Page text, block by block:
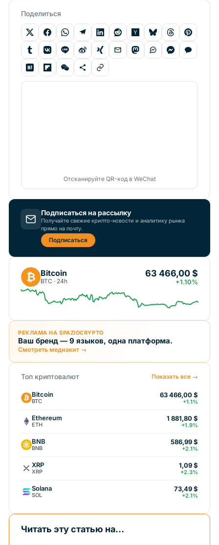
Поделиться
Отсканируйте QR-код в WeChat
Подписаться на рассылку
Получайте свежие крипто-новости и аналитику рынка
прямо на почту.
Подписаться
₿ Bitcoin
BTC · 24h
63 466,00 $
+1.10%
РЕКЛАМА НА SPAZIOCRYPTO
Ваш бренд — 9 языков, одна платформа.
Смотреть медиакит →
Топ криптовалют Показать все →
Bitcoin
BTC
63 466,00 $
+1.1%
Ethereum
ETH
1 881,80 $
+1.9%
BNB
BNB
586,99 $
+2.1%
XRP
XRP
1,09 $
+2.3%
Solana
SOL
73,49 $
+2.1%
Читать эту статью на...